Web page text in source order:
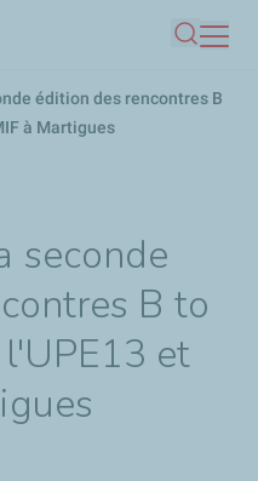
édition des rencontres B
à Martigues
seconde
B to
et